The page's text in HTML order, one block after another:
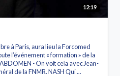
12:19
à Paris, aura lieu la Forcomed
l’événement « formation » de la
- On voit cela avec Jean-
de la FNMR. NASH Qui ...